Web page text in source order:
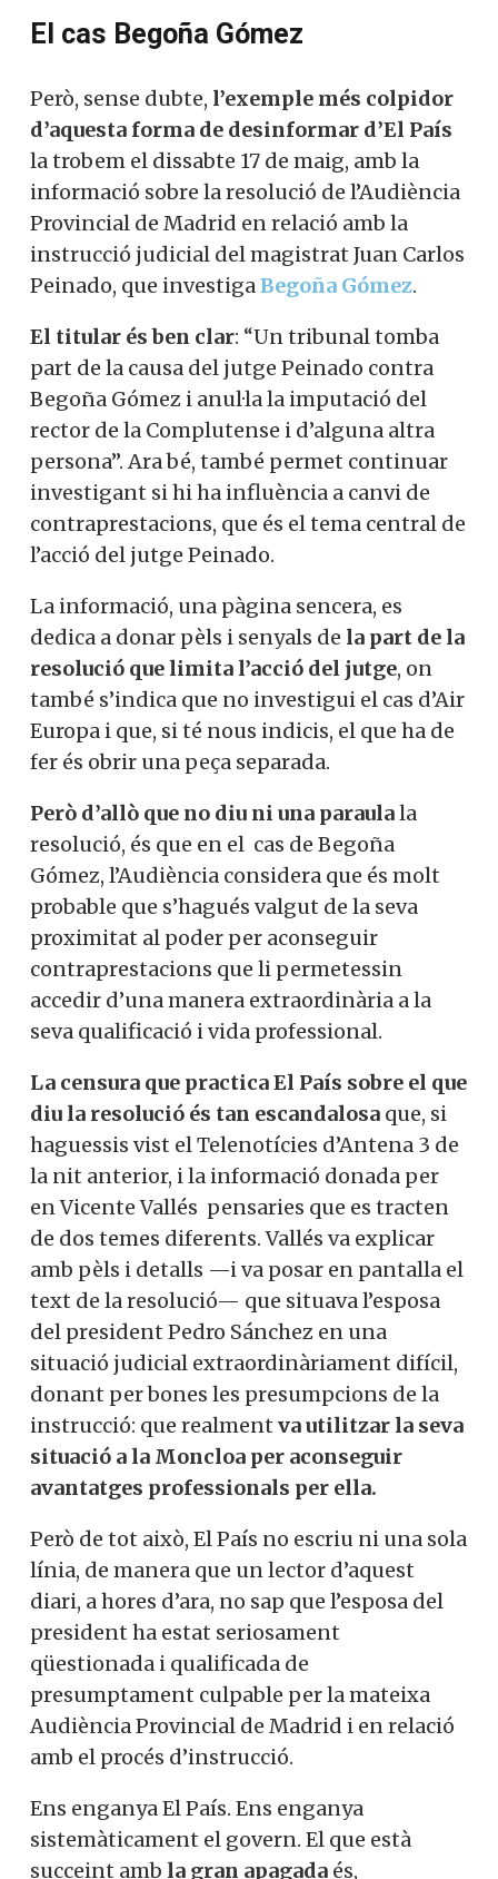
El cas Begoña Gómez
Però, sense dubte, l’exemple més colpidor
d’aquesta forma de desinformar d’El País
la trobem el dissabte 17 de maig, amb la
informació sobre la resolució de l’Audiència
Provincial de Madrid en relació amb la
instrucció judicial del magistrat Juan Carlos
Peinado, que investigaBegoña Gómez.
El titular és ben clar: “Un tribunal tomba
part de la causa del jutge Peinado contra
Begoña Gómez i anul·la la imputació del
rector de la Complutense i d’alguna altra
persona”. Ara bé, també permet continuar
investigant si hi ha influència a canvi de
contraprestacions, que és el tema central de
l’acció del jutge Peinado.
La informació, una pàgina sencera, es
dedica a donar pèls i senyals de la part de la
resolució que limita l’acció del jutge, on
també s’indica que no investigui el cas d’Air
Europa i que, si té nous indicis, el que ha de
fer és obrir una peça separada.
Però d’allò que no diu ni una paraulala
resolució, és que en el cas de Begoña
Gómez, l’Audiència considera que és molt
probable que s’hagués valgut de la seva
proximitat al poder per aconseguir
contraprestacions que li permetessin
accedir d’una manera extraordinària a la
seva qualificació i vida professional.
La censura que practica El País sobre el que
diu la resolució és tan escandalosa que, si
haguessis vist el Telenotícies d’Antena 3 de
la nit anterior, i la informació donada per
en Vicente Vallés pensaries que es tracten
de dos temes diferents. Vallés va explicar
amb pèls i detalls —i va posar en pantalla el
text de la resolució— que situava l’esposa
del president Pedro Sánchez en una
situació judicial extraordinàriament difícil,
donant per bones les presumpcions de la
instrucció: que realment va utilitzar la seva
situació a la Moncloa per aconseguir
avantatges professionals per ella.
Però de tot això, El País no escriu ni una sola
línia, de manera que un lector d’aquest
diari, a hores d’ara, no sap que l’esposa del
president ha estat seriosament
qüestionada i qualificada de
presumptament culpable per la mateixa
Audiència Provincial de Madrid i en relació
amb el procés d’instrucció.
Ens enganya El País. Ens enganya
sistemàticament el govern. El que està
succeint amb la gran apagada és,